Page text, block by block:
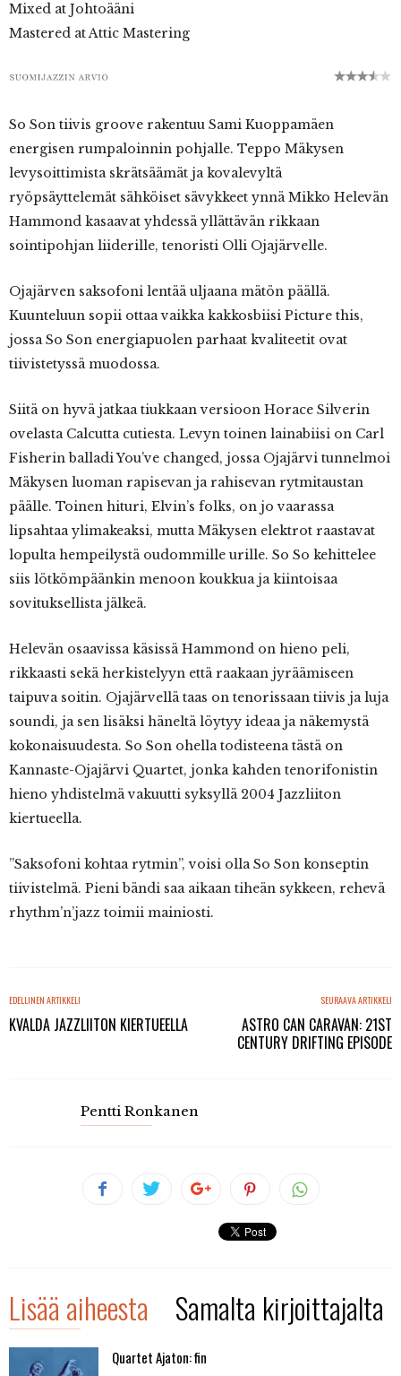
Mixed at Johtoääni
Mastered at Attic Mastering
So Son tiivis groove rakentuu Sami Kuoppamäen
energisen rumpaloinnin pohjalle. Teppo Mäkysen
levysoittimista skrätsäämät ja kovalevyltä
ryöpsäyttelemät sähköiset sävykkeet ynnä Mikko Helevän
Hammond kasaavat yhdessä yllättävän rikkaan
sointipohjan liiderille, tenoristi Olli Ojajärvelle.
Ojajärven saksofoni lentää uljaana mätön päällä.
Kuunteluun sopii ottaa vaikka kakkosbiisi Picture this,
jossa So Son energiapuolen parhaat kvaliteetit ovat
tiivistetyssä muodossa.
Siitä on hyvä jatkaa tiukkaan versioon Horace Silverin
ovelasta Calcutta cutiesta. Levyn toinen lainabiisi on Carl
Fisherin balladi You’ve changed, jossa Ojajärvi tunnelmoi
Mäkysen luoman rapisevan ja rahisevan rytmitaustan
päälle. Toinen hituri, Elvin’s folks, on jo vaarassa
lipsahtaa ylimakeaksi, mutta Mäkysen elektrot raastavat
lopulta hempeilystä oudommille urille. So So kehittelee
siis lötkömpäänkin menoon koukkua ja kiintoisaa
sovituksellista jälkeä.
Helevän osaavissa käsissä Hammond on hieno peli,
rikkaasti sekä herkistelyyn että raakaan jyräämiseen
taipuva soitin. Ojajärvellä taas on tenorissaan tiivis ja luja
soundi, ja sen lisäksi häneltä löytyy ideaa ja näkemystä
kokonaisuudesta. So Son ohella todisteena tästä on
Kannaste-Ojajärvi Quartet, jonka kahden tenorifonistin
hieno yhdistelmä vakuutti syksyllä 2004 Jazzliiton
kiertueella.
”Saksofoni kohtaa rytmin”, voisi olla So Son konseptin
tiivistelmä. Pieni bändi saa aikaan tiheän sykkeen, rehevä
rhythm’n’jazz toimii mainiosti.
EDELLINEN ARTIKKELI
KVALDA JAZZLIITON KIERTUEELLA
SEURAAVA ARTIKKELI
ASTRO CAN CARAVAN: 21ST
CENTURY DRIFTING EPISODE
Pentti Ronkanen
Lisää aiheesta Samalta kirjoittajalta
Quartet Ajaton: fin